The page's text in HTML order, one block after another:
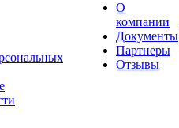
О
компании
Документы
Партнеры
Отзывы